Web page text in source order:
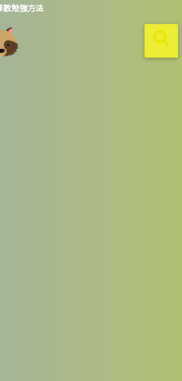
数勉強方法